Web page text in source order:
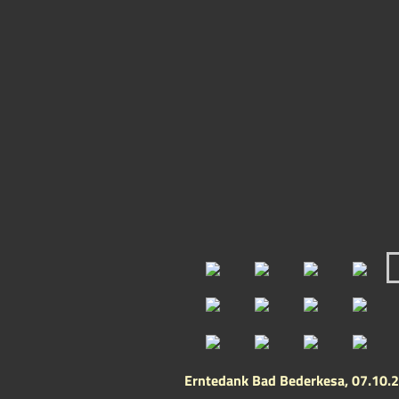
Erntedank Bad Bederkesa,